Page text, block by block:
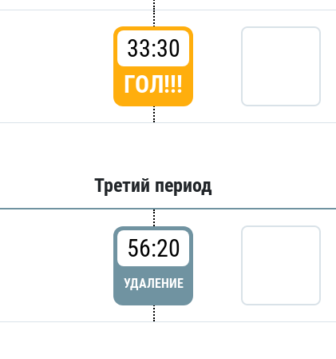
33:30
ГОЛ!!!
Третий период
56:20
УДАЛЕНИЕ